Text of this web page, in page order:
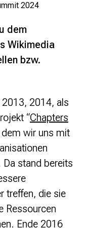
2024
dem
Wikimedia
bzw.
2013, 2014, als
“Chapters
wir uns mit
stand bereits
treffen, die sie
Ressourcen
Ende 2016